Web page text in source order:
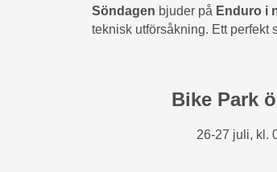
Söndagen bjuder på Enduro i
teknisk utförsåkning. Ett perfekt
Bike Park
26-27 juli, kl.